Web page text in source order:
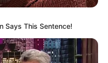
Says This Sentence!